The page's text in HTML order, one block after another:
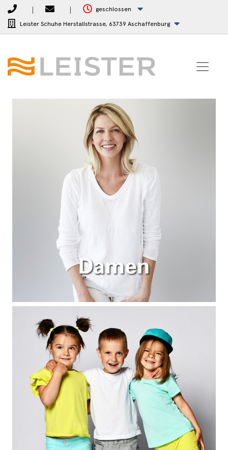
geschlossen
Leister Schuhe Herstallstrasse, 63739 Aschaffenburg